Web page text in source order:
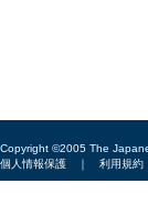
Copyright ©2005 The
個人情報保護 ｜ 利用規約